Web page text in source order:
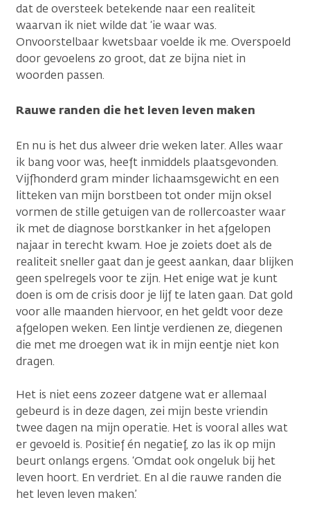
dat de oversteek betekende naar een realiteit
waarvan ik niet wilde dat ‘ie waar was.
Onvoorstelbaar kwetsbaar voelde ik me. Overspoeld
door gevoelens zo groot, dat ze bijna niet in
woorden passen.
Rauwe randen die het leven leven maken
En nu is het dus alweer drie weken later. Alles waar
ik bang voor was, heeft inmiddels plaatsgevonden.
Vijfhonderd gram minder lichaamsgewicht en een
litteken van mijn borstbeen tot onder mijn oksel
vormen de stille getuigen van de rollercoaster waar
ik met de diagnose borstkanker in het afgelopen
najaar in terecht kwam. Hoe je zoiets doet als de
realiteit sneller gaat dan je geest aankan, daar blijken
geen spelregels voor te zijn. Het enige wat je kunt
doen is om de crisis door je lijf te laten gaan. Dat gold
voor alle maanden hiervoor, en het geldt voor deze
afgelopen weken. Een lintje verdienen ze, diegenen
die met me droegen wat ik in mijn eentje niet kon
dragen.
Het is niet eens zozeer datgene wat er allemaal
gebeurd is in deze dagen, zei mijn beste vriendin
twee dagen na mijn operatie. Het is vooral alles wat
er gevoeld is. Positief én negatief, zo las ik op mijn
beurt onlangs ergens. ‘Omdat ook ongeluk bij het
leven hoort. En verdriet. En al die rauwe randen die
het leven leven maken.’